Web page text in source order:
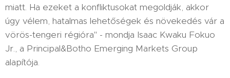
miatt. Ha ezeket a konfliktusokat megoldják, akkor
úgy vélem, hatalmas lehetőségek és növekedés vár a
vörös-tengeri régióra" - mondja Isaac Kwaku Fokuo
Jr., a Principal&Botho Emerging Markets Group
alapítója.